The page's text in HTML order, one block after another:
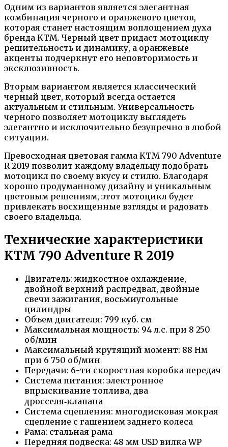
Одним из вариантов является элегантная
комбинация черного и оранжевого цветов,
которая станет настоящим воплощением духа
бренда KTM. Черный цвет придаст мотоциклу
решительность и динамику, а оранжевые
акценты подчеркнут его неповторимость и
эксклюзивность.
Вторым вариантом является классический
черный цвет, который всегда остается
актуальным и стильным. Универсальность
черного позволяет мотоциклу выглядеть
элегантно и исключительно безупречно в любой
ситуации.
Превосходная цветовая гамма KTM 790 Adventure
R 2019 позволит каждому владельцу подобрать
мотоцикл по своему вкусу и стилю. Благодаря
хорошо продуманному дизайну и уникальным
цветовым решениям, этот мотоцикл будет
привлекать восхищенные взгляды и радовать
своего владельца.
Технические характеристики
KTM 790 Adventure R 2019
Двигатель: жидкостное охлаждение,
двойной верхний распредвал, двойные
свечи зажигания, восьмиугольные
цилиндры
Объем двигателя: 799 куб. см
Максимальная мощность: 94 л.с. при 8 250
об/мин
Максимальный крутящий момент: 88 Нм
при 6 750 об/мин
Передачи: 6-ти скоростная коробка передач
Система питания: электронное
впрыскивание топлива, два
дросселя‑клапана
Система сцепления: многодисковая мокрая
сцепление с гашением заднего колеса
Рама: стальная рама
Передняя подвеска: 48 мм USD вилка WP